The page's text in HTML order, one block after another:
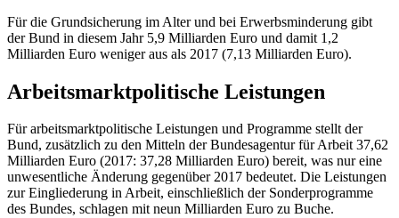
Für die Grundsicherung im Alter und bei Erwerbsminderung gibt
der Bund in diesem Jahr 5,9 Milliarden Euro und damit 1,2
Milliarden Euro weniger aus als 2017 (7,13 Milliarden Euro).
Arbeitsmarktpolitische Leistungen
Für arbeitsmarktpolitische Leistungen und Programme stellt der
Bund, zusätzlich zu den Mitteln der Bundesagentur für Arbeit 37,62
Milliarden Euro (2017: 37,28 Milliarden Euro) bereit, was nur eine
unwesentliche Änderung gegenüber 2017 bedeutet. Die Leistungen
zur Eingliederung in Arbeit, einschließlich der Sonderprogramme
des Bundes, schlagen mit neun Milliarden Euro zu Buche.